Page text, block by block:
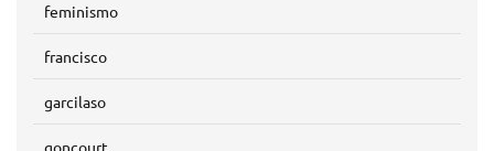
feminismo
francisco
garcilaso
goncourt